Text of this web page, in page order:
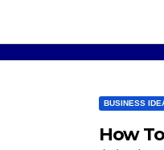
BUSINESS
How